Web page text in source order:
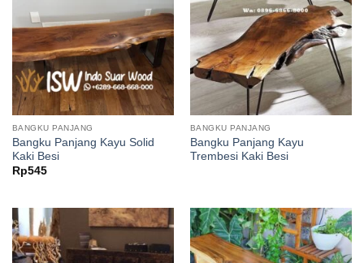
BANGKU PANJANG
Bangku Panjang Kayu Solid
Kaki Besi
Rp545
BANGKU PANJANG
Bangku Panjang Kayu
Trembesi Kaki Besi